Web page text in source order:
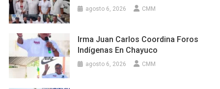
agosto 6, 2026 CMM
Irma Juan Carlos Coordina Foros
Indígenas En Chayuco
agosto 6, 2026 CMM